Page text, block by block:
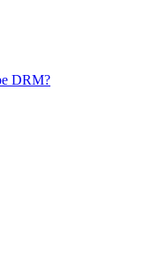
DRM?